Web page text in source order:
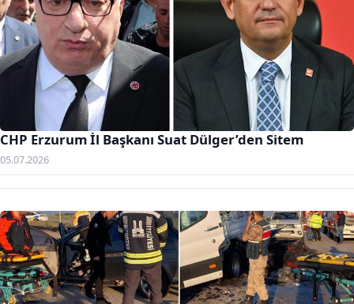
CHP Erzurum İl Başkanı Suat Dülger’den Sitem
05.07.2026